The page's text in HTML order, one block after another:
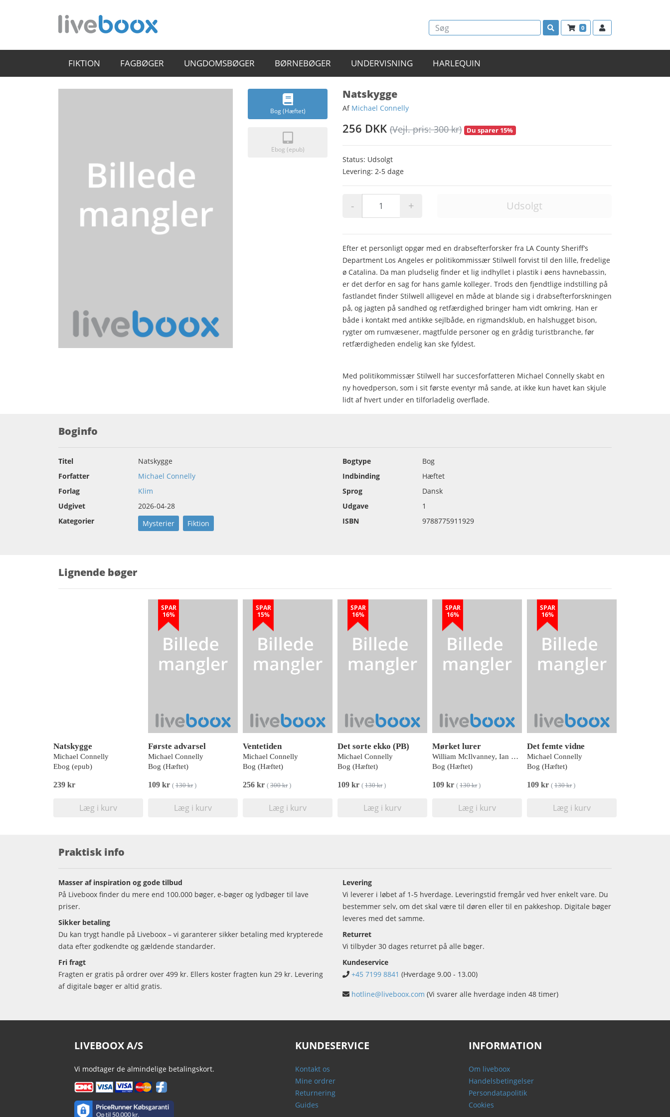
0
FIKTION FAGBØGER UNGDOMSBØGER BØRNEBØGER UNDERVISNING HARLEQUIN
Bog (Hæftet)
Ebog (epub)
Natskygge
Af Michael Connelly
256 DKK (Vejl. pris: 300 kr) Du sparer 15%
Status: Udsolgt
Levering: 2-5 dage
- + Udsolgt
Efter et personligt opgør med en drabsefterforsker fra LA County Sheriff’s
Department Los Angeles er politikommissær Stilwell forvist til den lille, fredelige
ø Catalina. Da man pludselig finder et lig indhyllet i plastik i øens havnebassin,
er det derfor en sag for hans gamle kolleger. Trods den fjendtlige indstilling på
fastlandet finder Stilwell alligevel en måde at blande sig i drabsefterforskningen
på, og jagten på sandhed og retfærdighed bringer ham vidt omkring. Han er
både i kontakt med antikke sejlbåde, en rigmandsklub, en halshugget bison,
rygter om rumvæsener, magtfulde personer og en grådig turistbranche, før
retfærdigheden endelig kan ske fyldest.
Med politikommissær Stilwell har succesforfatteren Michael Connelly skabt en
ny hovedperson, som i sit første eventyr må sande, at ikke kun havet kan skjule
lidt af hvert under en tilforladelig overflade.
Boginfo
Titel
Natskygge
Forfatter
Michael Connelly
Forlag
Klim
Udgivet
2026-04-28
Kategorier
Mysterier Fiktion
Bogtype
Bog
Indbinding
Hæftet
Sprog
Dansk
Udgave
1
ISBN
9788775911929
Lignende bøger
Natskygge
Michael Connelly
Ebog (epub)
239 kr
Læg i kurv
SPAR
16%
Første advarsel
Michael Connelly
Bog (Hæftet)
109 kr ( 130 kr)
Læg i kurv
SPAR
15%
Ventetiden
Michael Connelly
Bog (Hæftet)
256 kr ( 300 kr)
Læg i kurv
SPAR
16%
Det sorte ekko (PB)
Michael Connelly
Bog (Hæftet)
109 kr ( 130 kr)
Læg i kurv
SPAR
16%
Mørket lurer
William McIlvanney, Ian Rankin
Bog (Hæftet)
109 kr ( 130 kr)
Læg i kurv
SPAR
16%
Det femte vidne
Michael Connelly
Bog (Hæftet)
109 kr ( 130 kr)
Læg i kurv
Praktisk info
Masser af inspiration og gode tilbud
På Liveboox finder du mere end 100.000 bøger, e-bøger og lydbøger til lave
priser.
Sikker betaling
Du kan trygt handle på Liveboox – vi garanterer sikker betaling med krypterede
data efter godkendte og gældende standarder.
Fri fragt
Fragten er gratis på ordrer over 499 kr. Ellers koster fragten kun 29 kr. Levering
af digitale bøger er altid gratis.
Levering
Vi leverer i løbet af 1-5 hverdage. Leveringstid fremgår ved hver enkelt vare. Du
bestemmer selv, om det skal være til døren eller til en pakkeshop. Digitale bøger
leveres med det samme.
Returret
Vi tilbyder 30 dages returret på alle bøger.
Kundeservice
+45 7199 8841 (Hverdage 9.00 - 13.00)
hotline@liveboox.com (Vi svarer alle hverdage inden 48 timer)
LIVEBOOX A/S
Vi modtager de almindelige betalingskort.
KUNDESERVICE
Kontakt os
Mine ordrer
Returnering
Guides
INFORMATION
Om liveboox
Handelsbetingelser
Persondatapolitik
Cookies